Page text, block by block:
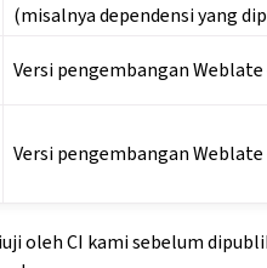
(misalnya dependensi yang
Versi pengembangan
Versi pengembangan
oleh CI kami sebelum